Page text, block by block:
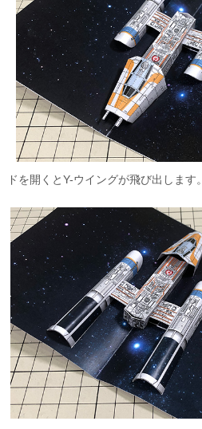
ドを開くとY-ウイングが飛び出します。